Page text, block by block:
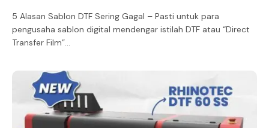
5 Alasan Sablon DTF Sering Gagal – Pasti untuk para
pengusaha sablon digital mendengar istilah DTF atau “Direct
Transfer Film”…